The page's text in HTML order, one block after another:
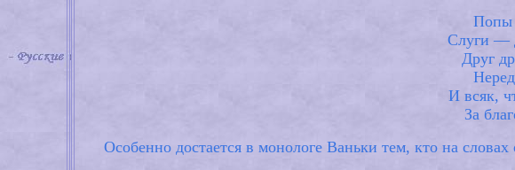
Попы
Слуги —
Друг
И всяк,
За
Особенно достается в монологе Ваньки тем, кто на словах